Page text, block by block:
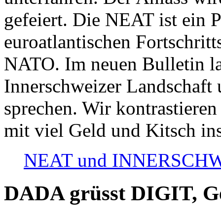
gefeiert. Die NEAT ist ein
euroatlantischen
NATO. Im neuen Bulletin
Innerschweizer
sprechen. Wir
mit viel Geld und Kitsch
NEAT und
DADA grüsst DIGIT,